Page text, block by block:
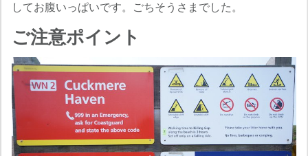
してお腹いっぱいです。ごちそうさまでした。
ご注意ポイント